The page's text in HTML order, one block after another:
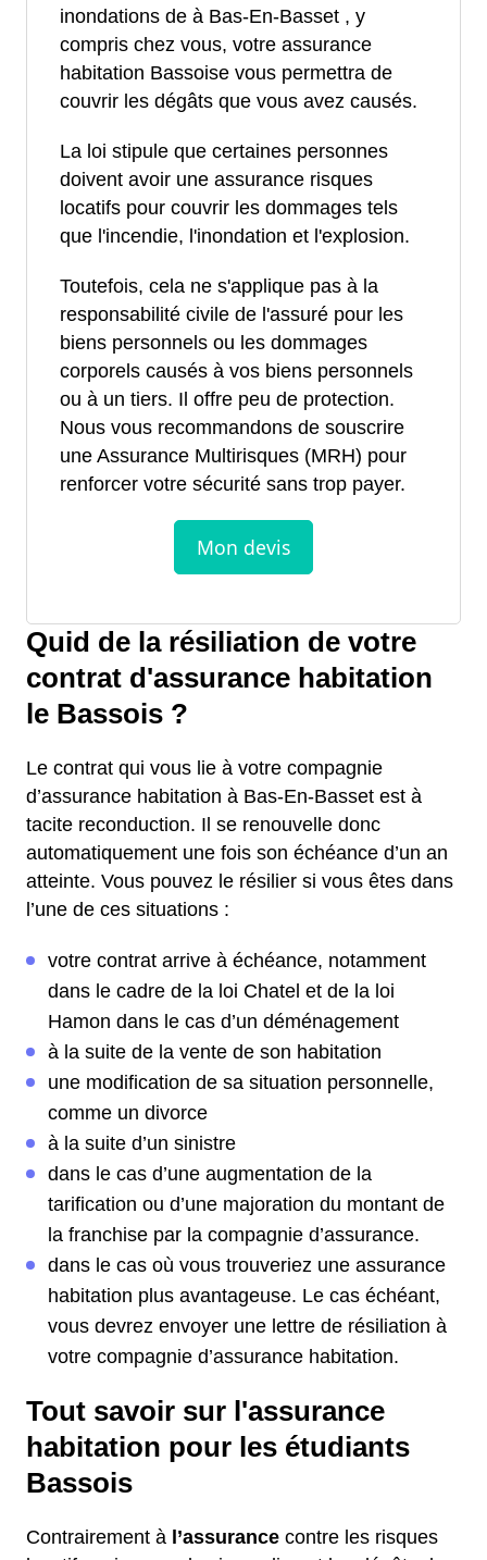
inondations de à Bas-En-Basset , y
compris chez vous, votre assurance
habitation Bassoise vous permettra de
couvrir les dégâts que vous avez causés.
La loi stipule que certaines personnes
doivent avoir une assurance risques
locatifs pour couvrir les dommages tels
que l'incendie, l'inondation et l'explosion.
Toutefois, cela ne s'applique pas à la
responsabilité civile de l'assuré pour les
biens personnels ou les dommages
corporels causés à vos biens personnels
ou à un tiers. Il offre peu de protection.
Nous vous recommandons de souscrire
une Assurance Multirisques (MRH) pour
renforcer votre sécurité sans trop payer.
Quid de la résiliation de votre
contrat d'assurance habitation
le Bassois ?
Le contrat qui vous lie à votre compagnie
d’assurance habitation à Bas-En-Basset est à
tacite reconduction. Il se renouvelle donc
automatiquement une fois son échéance d’un an
atteinte. Vous pouvez le résilier si vous êtes dans
l’une de ces situations :
votre contrat arrive à échéance, notamment
dans le cadre de la loi Chatel et de la loi
Hamon dans le cas d’un déménagement
à la suite de la vente de son habitation
une modification de sa situation personnelle,
comme un divorce
à la suite d’un sinistre
dans le cas d’une augmentation de la
tarification ou d’une majoration du montant de
la franchise par la compagnie d’assurance.
dans le cas où vous trouveriez une assurance
habitation plus avantageuse. Le cas échéant,
vous devrez envoyer une lettre de résiliation à
votre compagnie d’assurance habitation.
Tout savoir sur l'assurance
habitation pour les étudiants
Bassois
Contrairement à l’assurance contre les risques